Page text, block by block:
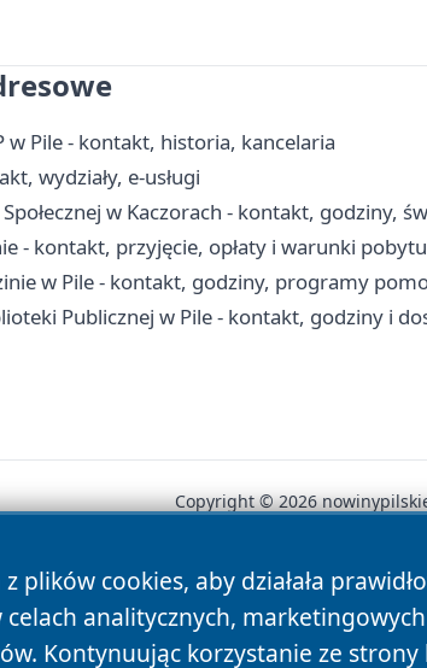
w Pile - kontakt, historia, kancelaria
wydziały, e-usługi
w Kaczorach - kontakt, godziny,
- kontakt, przyjęcie, opłaty i warunki pobytu
w Pile - kontakt, godziny, programy
Publicznej w Pile - kontakt, godziny i
plików cookies, aby działała
analitycznych,
Kontynuując korzystanie ze
Copyright © 2026
News Autorzy Polityka